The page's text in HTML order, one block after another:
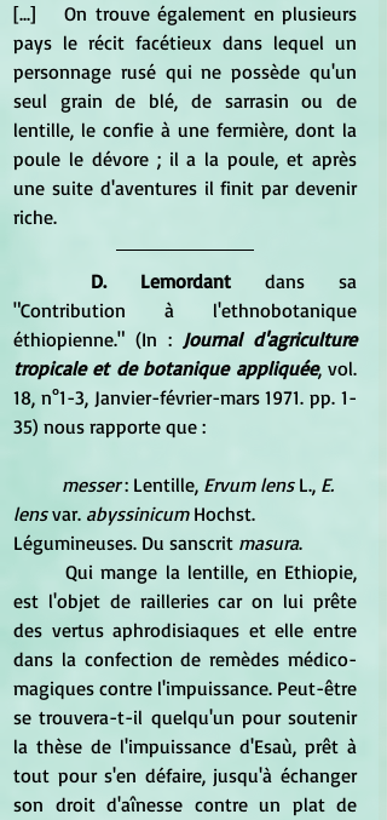
[...]	On trouve également en plusieurs
pays le récit facétieux dans lequel un
personnage rusé qui ne possède qu'un
seul grain de blé, de sarrasin ou de
lentille, le confie à une fermière, dont la
poule le dévore ; il a la poule, et après
une suite d'aventures il finit par devenir
riche.
D. Lemordant dans sa
"Contribution à l'ethnobotanique
éthiopienne." (In : Journal d'agriculture
tropicale et de botanique appliquée, vol.
18, n°1-3, Janvier-février-mars 1971. pp. 1-
35) nous rapporte que :
messer : Lentille, Ervum lens L., E.
lens var. abyssinicum Hochst.
Légumineuses. Du sanscrit masura.
est l'objet de railleries car on lui prête
des vertus aphrodisiaques et elle entre
dans la confection de remèdes médico-
magiques contre l'impuissance. Peut-être
se trouvera-t-il quelqu'un pour soutenir
la thèse de l'impuissance d'Esaù, prêt à
tout pour s'en défaire, jusqu'à échanger
son droit d'aînesse contre un plat de